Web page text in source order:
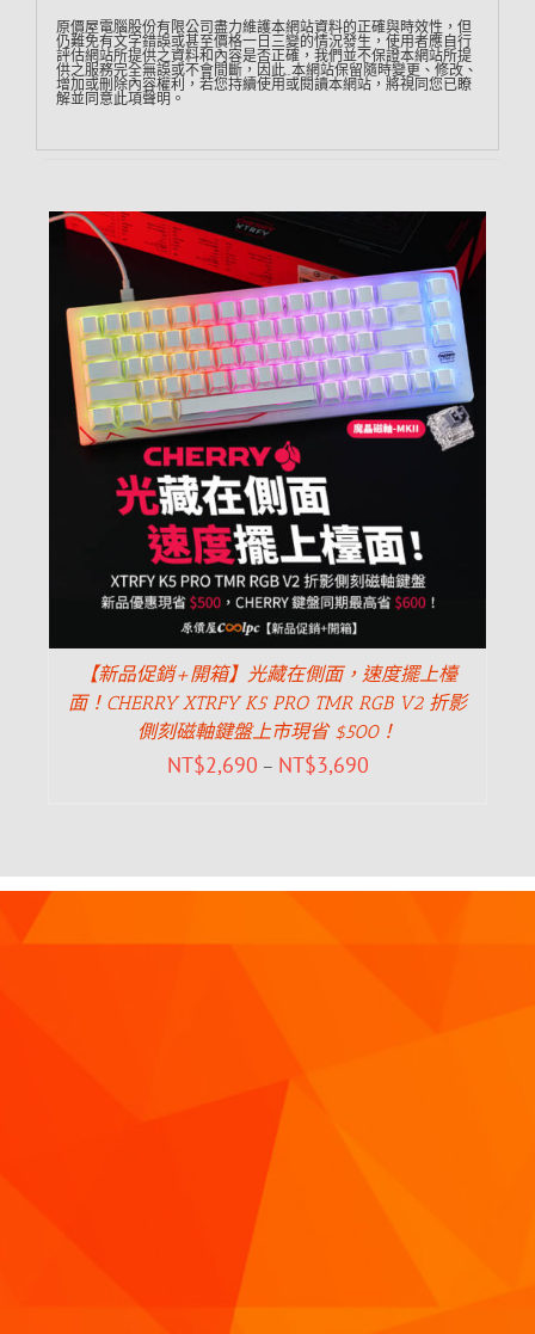
原價屋電腦股份有限公司盡力維護本網站資料的正確與時效性，但
仍難免有文字錯誤或甚至價格一日三變的情況發生，使用者應自行
評估網站所提供之資料和內容是否正確，我們並不保證本網站所提
供之服務完全無誤或不會間斷，因此…本網站保留隨時變更、修改、
增加或刪除內容權利，若您持續使用或閱讀本網站，將視同您已瞭
解並同意此項聲明。
【新品促銷+開箱】光藏在側面，速度擺上檯
面！CHERRY XTRFY K5 PRO TMR RGB V2 折影
側刻磁軸鍵盤上市現省 $500！
NT$2,690 – NT$3,690